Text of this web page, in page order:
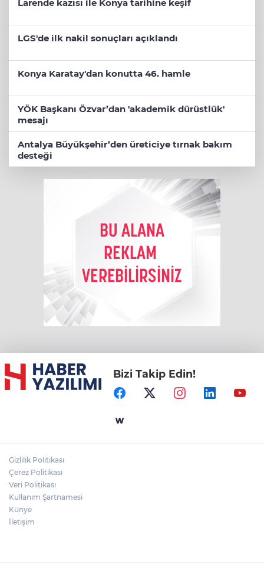
Larende kazısı ile Konya tarihine keşif
LGS'de ilk nakil sonuçları açıklandı
Konya Karatay'dan konutta 46. hamle
YÖK Başkanı Özvar’dan 'akademik dürüstlük'
mesajı
Antalya Büyükşehir’den üreticiye tırnak bakım
desteği
Bizi Takip Edin!
Gizlilik Politikası
Çerez Politikası
Veri Politikası
Kullanım Şartnamesi
Künye
İletişim